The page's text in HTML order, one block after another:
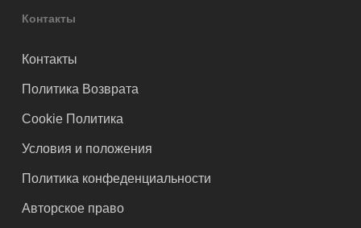
Контакты
Контакты
Политика Возврата
Cookie Политика
Условия и положения
Политика конфеденциальности
Авторское право